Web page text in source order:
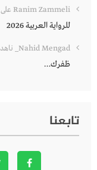
Ranim Zammeli على
للرواية العربية 2026
Nahid Mengad_ ناهد منكاد
ظفرك…
تابعنا